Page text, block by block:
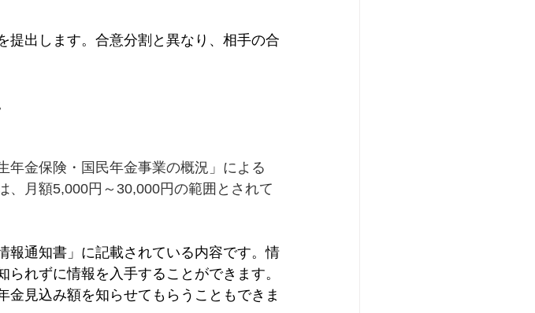
提出します。合意分割と異なり、相手の合
年金保険・国民年金事業の概況」による
、月額5,000円～30,000円の範囲とされて
報通知書」に記載されている内容です。情
れずに情報を入手することができます。
見込み額を知らせてもらうこともできま